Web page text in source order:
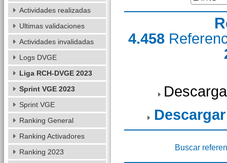
4.458
Buscar
Actividades realizadas
Ultimas validaciones
Actividades invalidadas
Logs DVGE
Liga RCH-DVGE 2023
Sprint VGE 2023
Sprint VGE
Ranking General
Ranking Activadores
Ranking 2023